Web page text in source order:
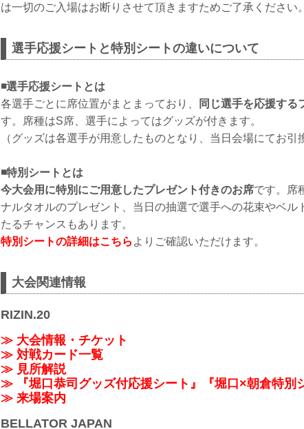
は一切のご入場はお断りさせて頂きますためご了承ください。
選手応援シートと特別シートの違いについて
◾選手応援シートとは
各選手ごとに席位置がまとまっており、
同じ選手を応援する
す。席種はS席、選手によってはグッズが付きます。
（グッズは各選手が用意したものとなり、当日会場にてお引
◾特別シートとは
今大会用に特別にご用意したプレゼント付きのお席です。席
ナルタオルのプレゼント、当日の抽選で選手への花束やベル
たるチャンスもあります。
特別シートの詳細はこちら よりご確認いただけます。
大会関連情報
RIZIN.20
≫ 大会情報・チケット
≫ 対戦カード一覧
≫ 見所解説
≫ 『堀口恭司グッズ付応援シート』『堀口×朝倉特別
≫ 来場案内
BELLATOR JAPAN